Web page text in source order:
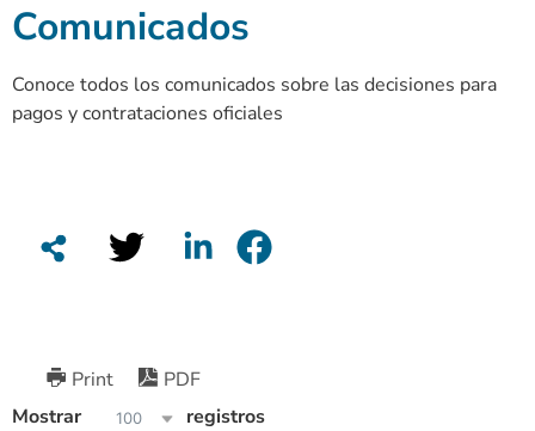
Comunicados
Conoce todos los comunicados sobre las decisiones para
pagos y contrataciones oficiales
Print
PDF
Mostrar
100
registros